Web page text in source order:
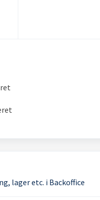
lager etc. i Backoffice